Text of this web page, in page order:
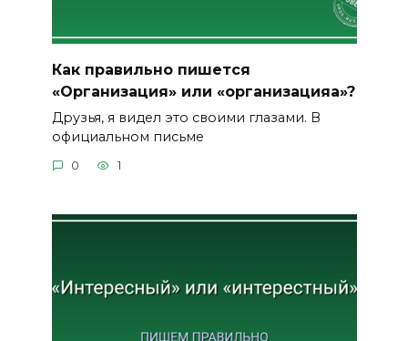
Как правильно пишется
«Организация» или «организацияа»?
Друзья, я видел это своими глазами. В
официальном письме
0 1